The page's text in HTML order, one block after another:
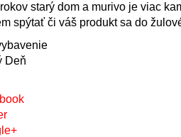
starý dom a murivo je viac
spýtať či váš produkt sa do
Deň